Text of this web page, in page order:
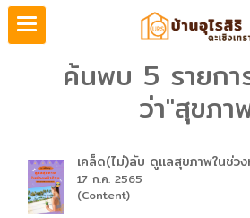
ค้นพบ 5 รายกา
ว่า"สุขภา
เคล็ด(ไม่)ลับ ดูแลสุขภาพในช่ว
17 ก.ค. 2565
(Content)